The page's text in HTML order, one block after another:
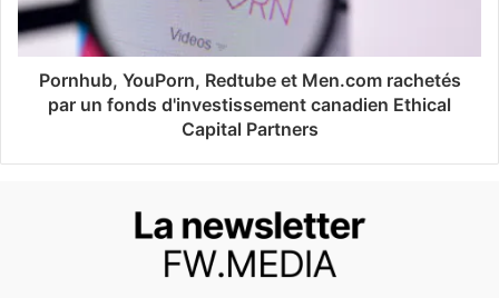
Pornhub, YouPorn, Redtube et Men.com rachetés
par un fonds d'investissement canadien Ethical
Capital Partners